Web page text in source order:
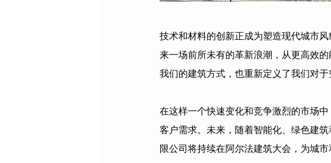
技术和材料的创新正成为塑造现代城市
来一场前所未有的革新浪潮，从更高效
我们的建筑方式，也重新定义了我们对于
在这样一个快速变化和竞争激烈的市场
客户需求。未来，随着智能化、绿色建
限公司 将持续在阿尔法建筑大会，为城